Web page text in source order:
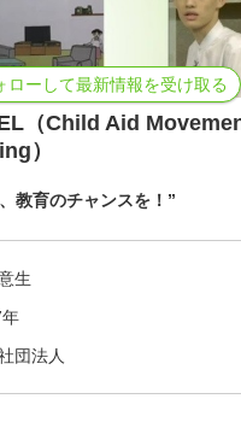
ローして最新情報を受け取る
（Child Aid
）
教育のチャンスを！”
生
団法人